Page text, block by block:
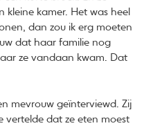
kamer. Het was heel
dan zou ik erg moeten
dat haar familie nog
ze vandaan kwam. Dat
mevrouw geïnterviewd. Zij
vertelde dat ze eten moest